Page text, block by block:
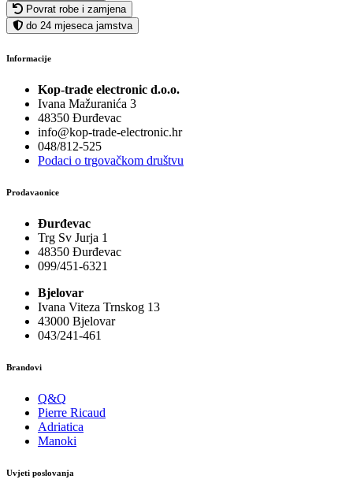
Povrat robe i zamjena
do 24 mjeseca jamstva
Informacije
Kop-trade electronic d.o.o.
Ivana Mažuranića 3
48350 Đurđevac
info@kop-trade-electronic.hr
048/812-525
Podaci o trgovačkom društvu
Prodavaonice
Đurđevac
Trg Sv Jurja 1
48350 Đurđevac
099/451-6321
Bjelovar
Ivana Viteza Trnskog 13
43000 Bjelovar
043/241-461
Brandovi
Q&Q
Pierre Ricaud
Adriatica
Manoki
Uvjeti poslovanja